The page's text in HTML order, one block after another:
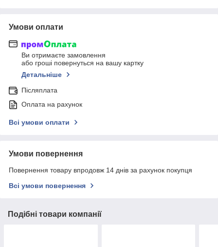
Умови оплати
Ви отримаєте замовлення
або гроші повернуться на вашу картку
Детальніше
Післяплата
Оплата на рахунок
Всі умови оплати
Умови повернення
Повернення товару впродовж 14 днів за рахунок покупця
Всі умови повернення
Подібні товари компанії